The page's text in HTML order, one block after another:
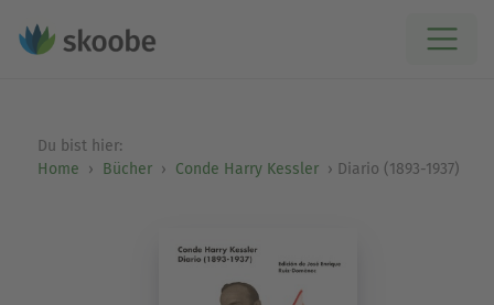
Du bist hier:
Home
Bücher Conde Harry Kessler Diario (1893-1937)